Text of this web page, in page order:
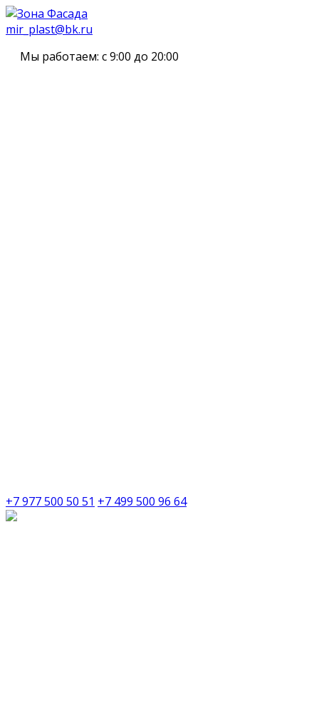
mir_plast@bk.ru
Мы работаем: с 9:00 до 20:00
+7 977 500 50 51 +7 499 500 96 64